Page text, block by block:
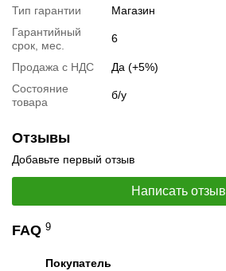
Перейти в начало обьявления >>
Написать на Email
Тип гарантии
Магазин
Гарантийный
срок, мес.
6
Продажа с НДС
Да (+5%)
Состояние
товара
б/у
Отзывы
Добавьте первый отзыв
Написать отзыв
FAQ 9
Покупатель